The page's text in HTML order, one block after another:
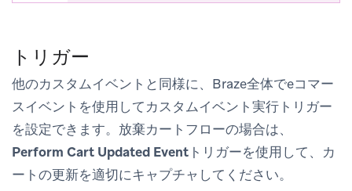
トリガー
他のカスタムイベントと同様に、Braze全体でeコマー
スイベントを使用してカスタムイベント実行トリガー
を設定できます。放棄カートフローの場合は、
Perform Cart Updated Event トリガーを使用して、カ
ートの更新を適切にキャプチャしてください。